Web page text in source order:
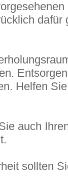
dafür
Helfen
auch
sollten